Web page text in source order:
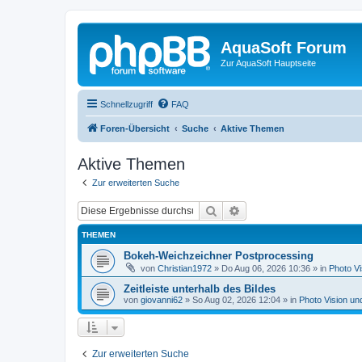
AquaSoft Forum
Zur AquaSoft Hauptseite
Schnellzugriff FAQ
Foren-Übersicht Suche Aktive Themen
Aktive Themen
Zur erweiterten Suche
Suche
THEMEN
Bokeh-Weichzeichner Postprocessing
von Christian1972 » Do Aug 06, 2026 10:36 » in Photo
Zeitleiste unterhalb des Bildes
von giovanni62 » So Aug 02, 2026 12:04 » in Photo Vision
Zur erweiterten Suche